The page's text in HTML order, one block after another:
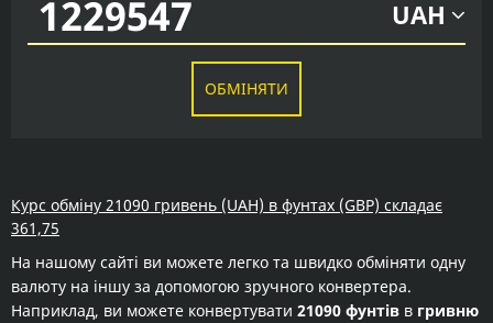
UAH
ОБМІНЯТИ
Курс обміну 21090 гривень (UAH) в фунтах (GBP) складає
361,75
На нашому сайті ви можете легко та швидко обміняти одну
валюту на іншу за допомогою зручного конвертера.
Наприклад, ви можете конвертувати 21090 фунтів в гривню